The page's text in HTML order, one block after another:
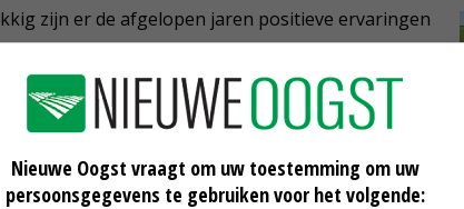
zijn er de afgelopen jaren positieve ervaringen
al dan niet in combinatie met
en moderne schoffelmachines weten steeds
de groei te bevorderen.
Nieuwe Oogst vraagt om uw toestemming om uw
persoonsgegevens te gebruiken voor het volgende: